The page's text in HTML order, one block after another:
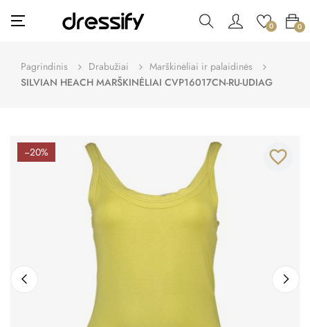
Toggle
navigation
☰ 0 0
Pagrindinis Drabužiai
Marškinėliai ir palaidinės
SILVIAN HEACH MARŠKINĖLIAI CVP16017CN-RU-UDIAG
−20% favorite_border